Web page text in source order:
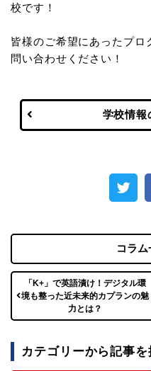
校です！
皆様のご希望にあったプロ
問い合わせください！
学校情報
「K+」で英語漬け！デジタル環
境も整った近未来的カプランの魅
力とは？
コラ
カテゴリーから記事を